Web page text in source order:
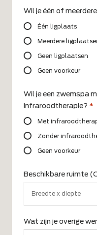
Wil je één of
Één ligplaats
Meerdere
Geen ligplaatsen
Geen voorkeur
Wil je een zwemspa
infraroodtherapie? *
Met
Zonder
Geen voorkeur
Beschikbare ruimte
Wat zijn je overige